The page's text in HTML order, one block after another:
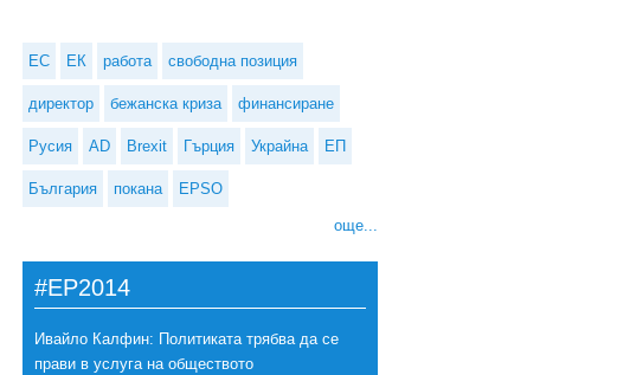
ЕС ЕК работа свободна позиция
директор бежанска криза финансиране
Русия AD Brexit Гърция Украйна ЕП
България покана EPSO
още...
#EP2014
Ивайло Калфин: Политиката трябва да се
прави в услуга на обществото